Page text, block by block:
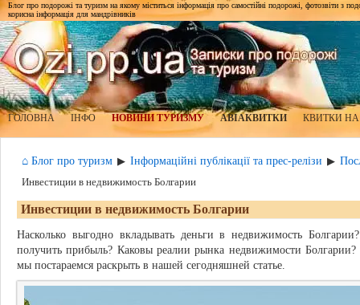
Блог про подорожі та туризм на якому міститься інформація про самостійні подорожі, фотозвіти з
корисна інформація для мандрівників
ГОЛОВНА ІНФО НОВИНИ ТУРИЗМУ АВІАКВИТКИ КВИТКИ
⌂ Блог про туризм ▶ Інформаційні публікації та прес-релізи ▶
Инвестиции в недвижимость Болгарии
Инвестиции в недвижимость Болгарии
Насколько выгодно вкладывать деньги в недвижимость
получить прибыль? Каковы реалии рынка недвижимости
мы постараемся раскрыть в нашей сегодняшней статье.